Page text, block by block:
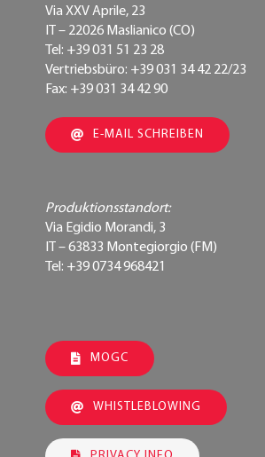
Via XXV Aprile, 23
IT – 22026 Maslianico (CO)
Tel: +39 031 51 23 28
Vertriebsbüro: +39 031 34 42 22/23
Fax: +39 031 34 42 90
E-MAIL SCHREIBEN
Produktionsstandort:
Via Egidio Morandi, 3
IT – 63833 Montegiorgio (FM)
Tel: +39 0734 968421
MOGC
WHISTLEBLOWING